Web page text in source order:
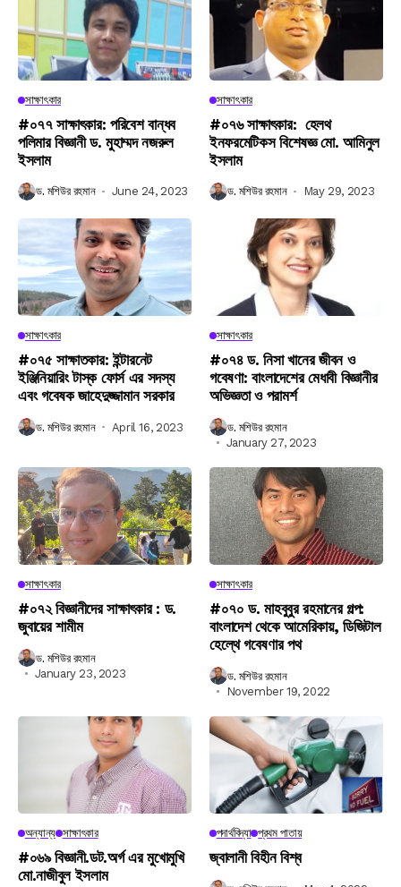
সাক্ষাৎকার
#০৭৭ সাক্ষাৎকার: পরিবেশ বান্ধব
পলিমার বিজ্ঞানী ড. মুহাম্মদ নজরুল
ইসলাম
ড. মশিউর রহমান June 24, 2023
সাক্ষাৎকার
#০৭৬ সাক্ষাৎকার: হেলথ
ইনফরমেটিকস বিশেষজ্ঞ মো. আমিনুল
ইসলাম
ড. মশিউর রহমান May 29, 2023
সাক্ষাৎকার
#০৭৫ সাক্ষাতকার: ইন্টারনেট
ইঞ্জিনিয়ারিং টাস্ক ফোর্স এর সদস্য
এবং গবেষক জাহেদুজ্জামান সরকার
ড. মশিউর রহমান April 16, 2023
সাক্ষাৎকার
#০৭৪ ড. নিসা খানের জীবন ও
গবেষণা: বাংলাদেশের মেধাবী বিজ্ঞানীর
অভিজ্ঞতা ও পরামর্শ
ড. মশিউর রহমান
January 27, 2023
সাক্ষাৎকার
#০৭২ বিজ্ঞানীদের সাক্ষাৎকার : ড.
জুবায়ের শামীম
ড. মশিউর রহমান
January 23, 2023
সাক্ষাৎকার
#০৭০ ড. মাহবুবুর রহমানের গল্প:
বাংলাদেশ থেকে আমেরিকায়, ডিজিটাল
হেল্থে গবেষণার পথ
ড. মশিউর রহমান
November 19, 2022
অন্যান্য সাক্ষাৎকার
#০৬৯ বিজ্ঞানী.ডট.অর্গ এর মুখোমুখি
মো.নাজীবুল ইসলাম
পদার্থবিদ্যা প্রথম পাতায়
জ্বালানী বিহীন বিশ্ব